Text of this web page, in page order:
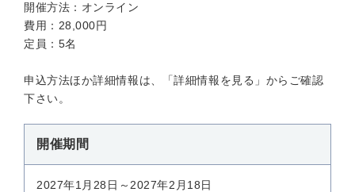
開催方法：オンライン
費用：28,000円
定員：5名
申込方法ほか詳細情報は、「詳細情報を見る」からご確認
下さい。
開催期間
2027年1月28日～2027年2月18日